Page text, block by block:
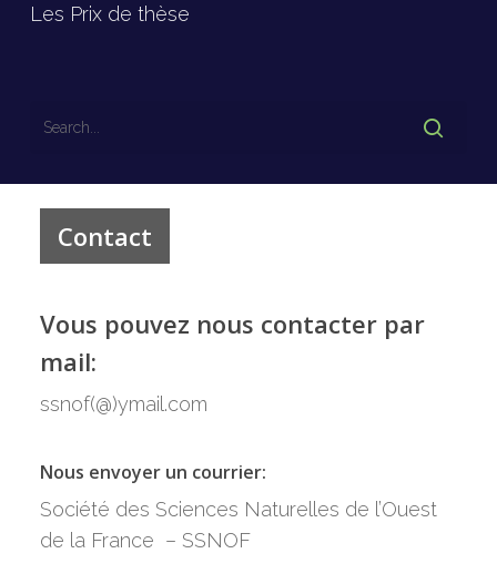
Les Prix de thèse
Contact
Vous pouvez nous contacter par
mail:
ssnof(@)ymail.com
Nous envoyer un courrier:
Société des Sciences Naturelles de l’Ouest
de la France – SSNOF